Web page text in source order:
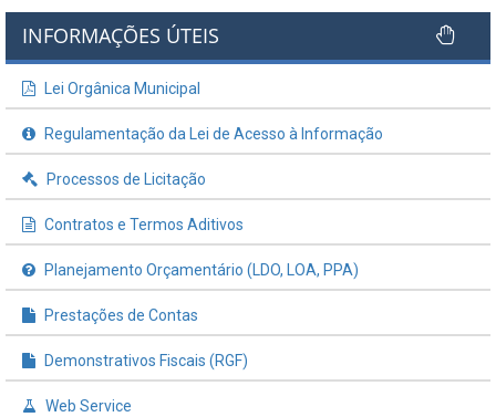
INFORMAÇÕES ÚTEIS
Lei Orgânica Municipal
Regulamentação da Lei de Acesso à Informação
Processos de Licitação
Contratos e Termos Aditivos
Planejamento Orçamentário (LDO, LOA, PPA)
Prestações de Contas
Demonstrativos Fiscais (RGF)
Web Service